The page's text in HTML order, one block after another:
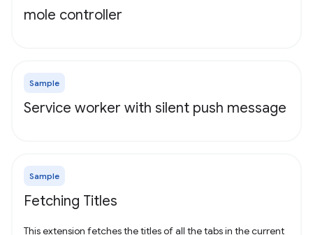
mole controller
Sample
Service worker with silent push message
Sample
Fetching Titles
This extension fetches the titles of all the tabs in the current